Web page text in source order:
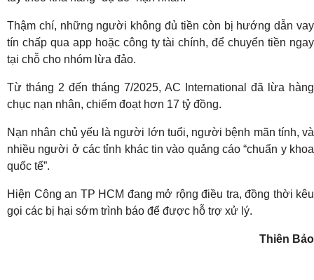
Thậm chí, những người không đủ tiền còn bị hướng dẫn vay
tín chấp qua app hoặc công ty tài chính, để chuyển tiền ngay
tại chỗ cho nhóm lừa đảo.
Từ tháng 2 đến tháng 7/2025, AC International đã lừa hàng
chục nạn nhân, chiếm đoạt hơn 17 tỷ đồng.
Nạn nhân chủ yếu là người lớn tuổi, người bệnh mãn tính, và
nhiều người ở các tỉnh khác tin vào quảng cáo “chuẩn y khoa
quốc tế”.
Hiện Công an TP HCM đang mở rộng điều tra, đồng thời kêu
gọi các bị hại sớm trình báo để được hỗ trợ xử lý.
Thiên Bảo